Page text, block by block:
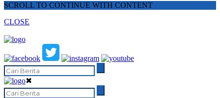
SCROLL TO CONTINUE WITH CONTENT
CLOSE
✖